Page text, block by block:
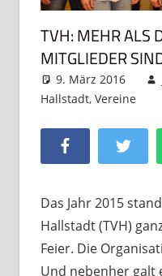
TVH: MEHR ALS
MITGLIEDER
9. März 2016
Hallstadt, Vereine
Facebook
Das Jahr 2015
Hallstadt (TVH)
Feier. Die
Und nebenher galt